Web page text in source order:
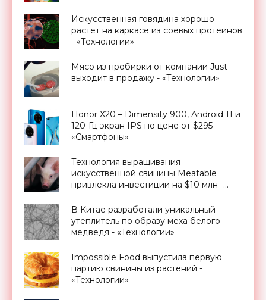
Искусственная говядина хорошо
растет на каркасе из соевых протеинов
- «Технологии»
Мясо из пробирки от компании Just
выходит в продажу - «Технологии»
Honor X20 – Dimensity 900, Android 11 и
120-Гц экран IPS по цене от $295 -
«Смартфоны»
Технология выращивания
искусственной свинины Meatable
привлекла инвестиции на $10 млн -
В Китае разработали уникальный
утеплитель по образу меха белого
медведя - «Технологии»
Impossible Food выпустила первую
партию свинины из растений -
«Технологии»